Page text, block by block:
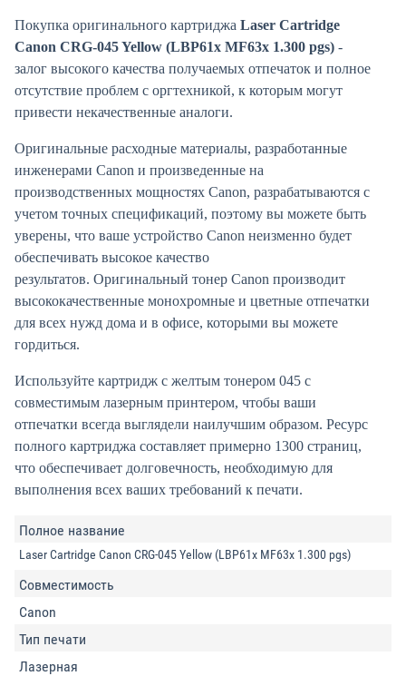
Покупка оригинального картриджа Laser Cartridge
Canon CRG-045 Yellow (LBP61x MF63x 1.300 pgs) -
залог высокого качества получаемых отпечаток и полное
отсутствие проблем с оргтехникой, к которым могут
привести некачественные аналоги.
Оригинальные расходные материалы, разработанные
инженерами Canon и произведенные на
производственных мощностях Canon, разрабатываются с
учетом точных спецификаций, поэтому вы можете быть
уверены, что ваше устройство Canon неизменно будет
обеспечивать высокое качество
результатов. Оригинальный тонер Canon производит
высококачественные монохромные и цветные отпечатки
для всех нужд дома и в офисе, которыми вы можете
гордиться.
Используйте картридж с желтым тонером 045 с
совместимым лазерным принтером, чтобы ваши
отпечатки всегда выглядели наилучшим образом. Ресурс
полного картриджа составляет примерно 1300 страниц,
что обеспечивает долговечность, необходимую для
выполнения всех ваших требований к печати.
Полное название
Laser Cartridge Canon CRG-045 Yellow (LBP61x MF63x 1.300 pgs)
Совместимость
Canon
Тип печати
Лазерная